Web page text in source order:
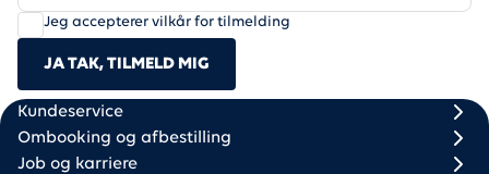
Jeg accepterer vilkår for tilmelding
JA TAK, TILMELD MIG
Scandlines
Footer column 1
Kundeservice
Ombooking og afbestilling
Job og karriere
Footer column 2